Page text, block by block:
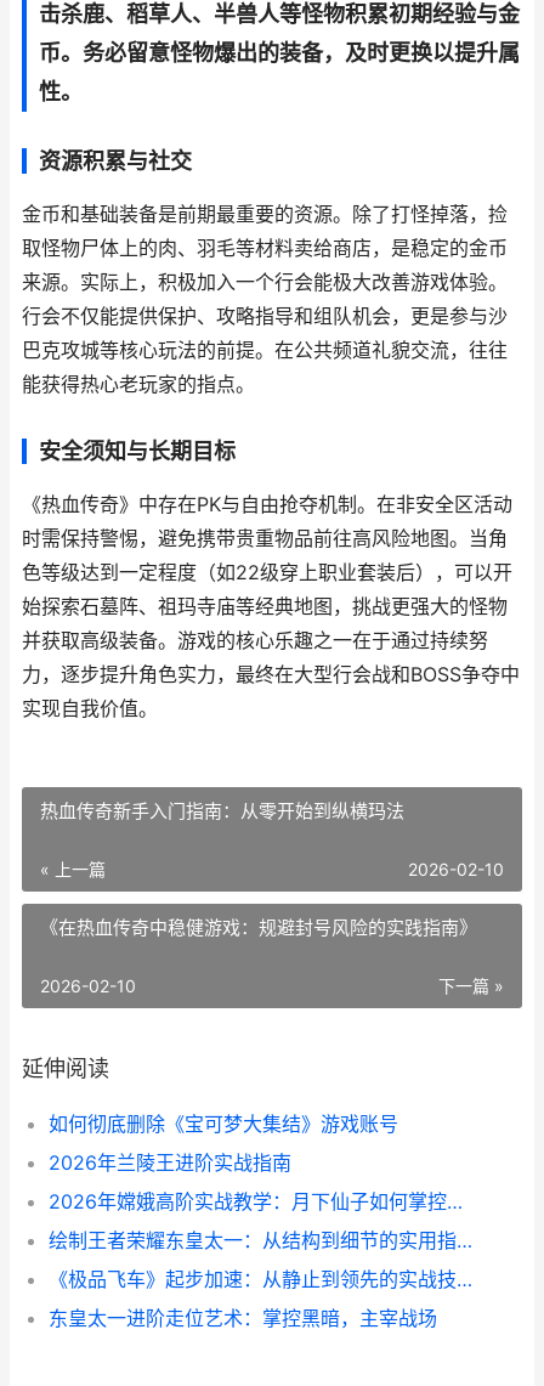
击杀鹿、稻草人、半兽人等怪物积累初期经验与金
币。务必留意怪物爆出的装备，及时更换以提升属
性。
资源积累与社交
金币和基础装备是前期最重要的资源。除了打怪掉落，捡
取怪物尸体上的肉、羽毛等材料卖给商店，是稳定的金币
来源。实际上，积极加入一个行会能极大改善游戏体验。
行会不仅能提供保护、攻略指导和组队机会，更是参与沙
巴克攻城等核心玩法的前提。在公共频道礼貌交流，往往
能获得热心老玩家的指点。
安全须知与长期目标
《热血传奇》中存在PK与自由抢夺机制。在非安全区活动
时需保持警惕，避免携带贵重物品前往高风险地图。当角
色等级达到一定程度（如22级穿上职业套装后），可以开
始探索石墓阵、祖玛寺庙等经典地图，挑战更强大的怪物
并获取高级装备。游戏的核心乐趣之一在于通过持续努
力，逐步提升角色实力，最终在大型行会战和BOSS争夺中
实现自我价值。
热血传奇新手入门指南：从零开始到纵横玛法
« 上一篇 2026-02-10
《在热血传奇中稳健游戏：规避封号风险的实践指南》
下一篇 »
2026-02-10
延伸阅读
如何彻底删除《宝可梦大集结》游戏账号
2026年兰陵王进阶实战指南
2026年嫦娥高阶实战教学：月下仙子如何掌控全局
绘制王者荣耀东皇太一：从结构到细节的实用指南
《极品飞车》起步加速：从静止到领先的实战技巧
东皇太一进阶走位艺术：掌控黑暗，主宰战场